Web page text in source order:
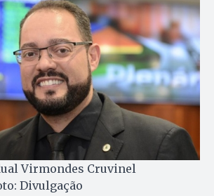
Virmondes Cruvinel
Divulgação